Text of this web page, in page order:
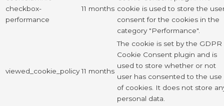
checkbox-
performance
11 months cookie is used to store the
consent for the cookies in the
category "Performance".
viewed_cookie_policy 11 months
The cookie is set by the GDPR
Cookie Consent plugin and is
used to store whether or not
user has consented to the use
of cookies. It does not store
personal data.